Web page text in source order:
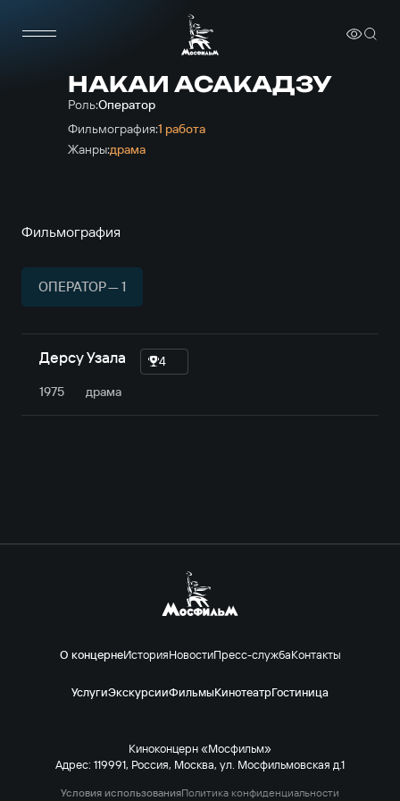
НАКАИ АСАКАДЗУ
Роль:Оператор
Фильмография:1 работа
Жанры:драма
Фильмография
ОПЕРАТОР — 1
Дерсу Узала
4
1975
драма
О концернеИсторияНовостиПресс-службаКонтакты
УслугиЭкскурсииФильмыКинотеатрГостиница
Киноконцерн «Мосфильм»
Адрес: 119991, Россия, Москва, ул. Мосфильмовская д.1
Условия использованияПолитика конфиденциальности